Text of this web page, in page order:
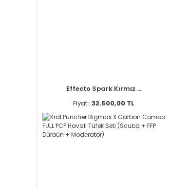
Effecto Spark Kırmız ...
Fiyat : 32.500,00 TL